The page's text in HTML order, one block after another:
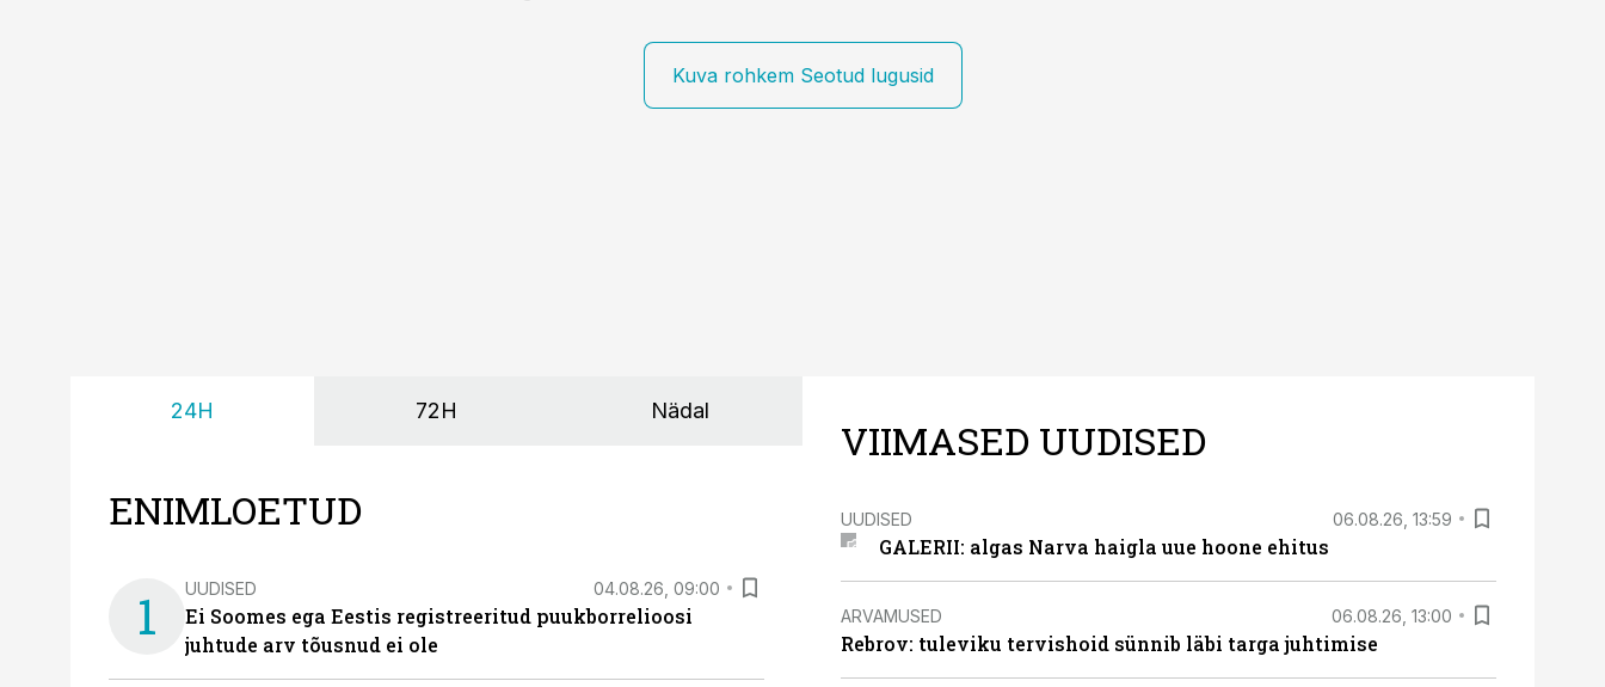
Kuva rohkem Seotud lugusid
24H 72H Nädal
ENIMLOETUD
1 UUDISED 04.08.26, 09:00
Ei Soomes ega Eestis registreeritud puukborrelioosi
juhtude arv tõusnud ei ole
VIIMASED UUDISED
UUDISED 06.08.26, 13:59
GALERII: algas Narva haigla uue hoone ehitus
ARVAMUSED 06.08.26, 13:00
Rebrov: tuleviku tervishoid sünnib läbi targa juhtimise